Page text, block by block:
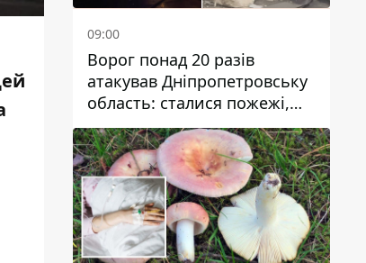
09:00
Ворог понад 20 разів
атакував Дніпропетровську
область: сталися пожежі,
постраждали будинки,
інфраструктура та авто